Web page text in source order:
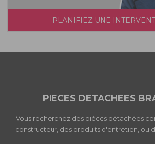
PLANIFIEZ UNE
PIECES DETACHEES
Vous recherchez des pièces détachées
constructeur, des produits d'entretien, ou